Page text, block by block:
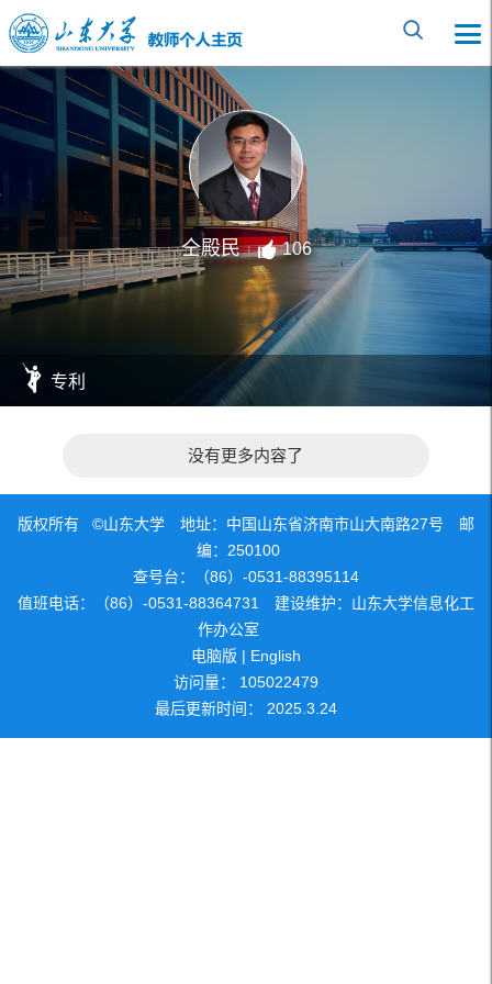
仝殿民 106
专利
没有更多内容了
版权所有 ©山东大学 地址：中国山东省济南市山大南路27号 邮
编：250100
查号台：（86）-0531-88395114
值班电话：（86）-0531-88364731 建设维护：山东大学信息化工
作办公室
电脑版 | English
访问量： 105022479
最后更新时间： 2025 3 24